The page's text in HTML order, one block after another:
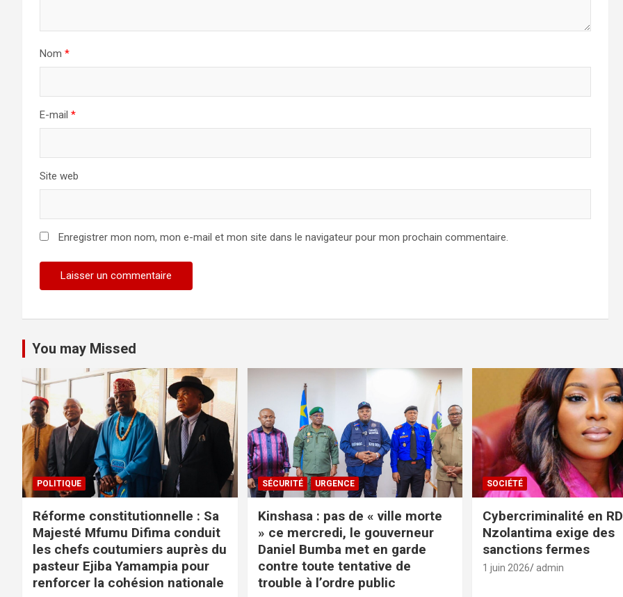
Nom *
E-mail *
Site web
Enregistrer mon nom, mon e-mail et mon site dans le navigateur pour mon prochain commentaire.
You may Missed
POLITIQUE
Réforme constitutionnelle : Sa
Majesté Mfumu Difima conduit
les chefs coutumiers auprès du
pasteur Ejiba Yamampia pour
renforcer la cohésion nationale
SÉCURITÉ URGENCE
Kinshasa : pas de « ville morte
» ce mercredi, le gouverneur
Daniel Bumba met en garde
contre toute tentative de
trouble à l’ordre public
SOCIÉTÉ
Cybercriminalité en
Nzolantima exige des
sanctions fermes
1 juin 2026 admin